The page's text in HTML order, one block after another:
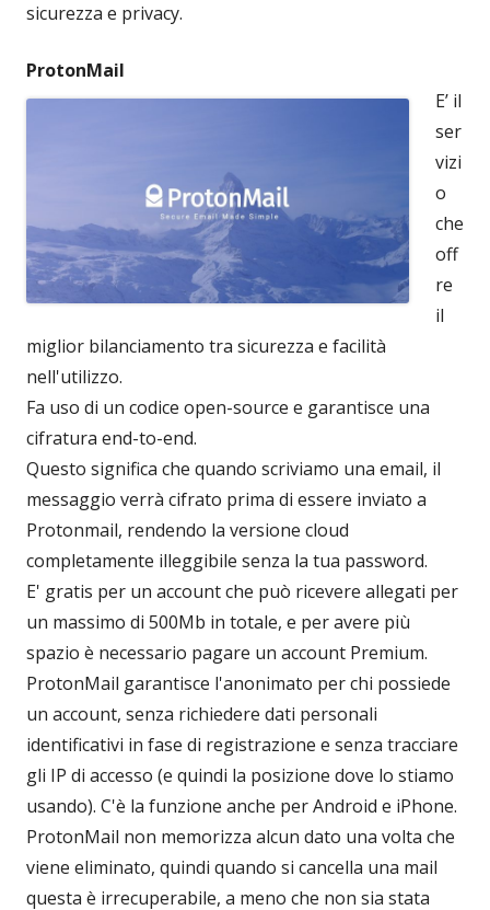
sicurezza e privacy.
ProtonMail
E’ il
ser
vizi
o
che
off
re
il
miglior bilanciamento tra sicurezza e facilità
nell'utilizzo.
Fa uso di un codice open-source e garantisce una
cifratura end-to-end.
Questo significa che quando scriviamo una email, il
messaggio verrà cifrato prima di essere inviato a
Protonmail, rendendo la versione cloud
completamente illeggibile senza la tua password.
E' gratis per un account che può ricevere allegati per
un massimo di 500Mb in totale, e per avere più
spazio è necessario pagare un account Premium.
ProtonMail garantisce l'anonimato per chi possiede
un account, senza richiedere dati personali
identificativi in fase di registrazione e senza tracciare
gli IP di accesso (e quindi la posizione dove lo stiamo
usando). C'è la funzione anche per Android e iPhone.
ProtonMail non memorizza alcun dato una volta che
viene eliminato, quindi quando si cancella una mail
questa è irrecuperabile, a meno che non sia stata